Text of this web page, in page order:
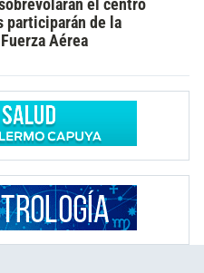
el centro
participarán de la
Aérea